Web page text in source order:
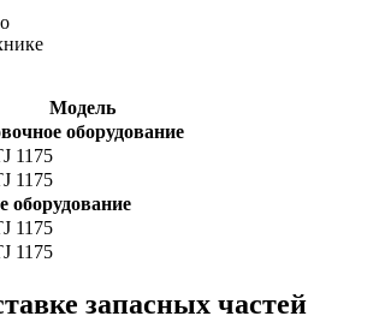
Модель
оборудование
1175
1175
1175
1175
запасных частей